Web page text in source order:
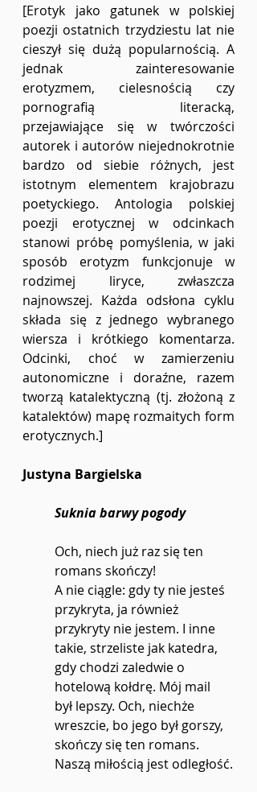
[Erotyk jako gatunek w polskiej
poezji ostatnich trzydziestu lat nie
cieszył się dużą popularnością. A
jednak zainteresowanie
erotyzmem, cielesnością czy
pornografią literacką,
przejawiające się w twórczości
autorek i autorów niejednokrotnie
bardzo od siebie różnych, jest
istotnym elementem krajobrazu
poetyckiego. Antologia polskiej
poezji erotycznej w odcinkach
stanowi próbę pomyślenia, w jaki
sposób erotyzm funkcjonuje w
rodzimej liryce, zwłaszcza
najnowszej. Każda odsłona cyklu
składa się z jednego wybranego
wiersza i krótkiego komentarza.
Odcinki, choć w zamierzeniu
autonomiczne i doraźne, razem
tworzą katalektyczną (tj. złożoną z
katalektów) mapę rozmaitych form
erotycznych.]
Justyna Bargielska
Suknia barwy pogody
Och, niech już raz się ten
romans skończy!
A nie ciągle: gdy ty nie jesteś
przykryta, ja również
przykryty nie jestem. I inne
takie, strzeliste jak katedra,
gdy chodzi zaledwie o
hotelową kołdrę. Mój mail
był lepszy. Och, niechże
wreszcie, bo jego był gorszy,
skończy się ten romans.
Naszą miłością jest odległość.